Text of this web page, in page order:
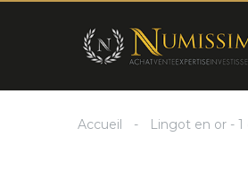
Accueil Lingot en or - 1
Panneau de gestion des cookies